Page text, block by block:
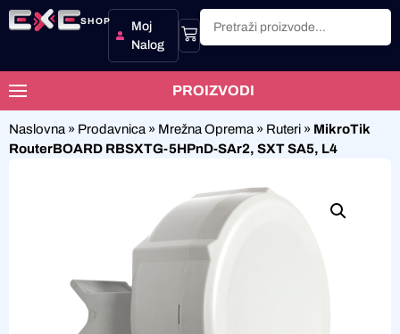
SHOP
Moj
Nalog
PROIZVODI
Naslovna » Prodavnica » Mrežna Oprema » Ruteri » MikroTik
RouterBOARD RBSXTG-5HPnD-SAr2, SXT SA5, L4